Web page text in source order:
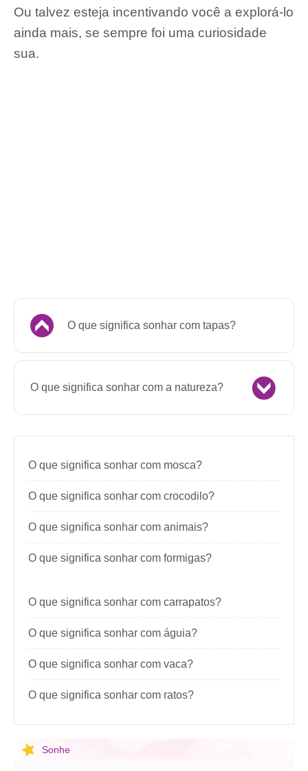
Ou talvez esteja incentivando você a explorá-lo
ainda mais, se sempre foi uma curiosidade
sua.
O que significa sonhar com tapas?
O que significa sonhar com a natureza?
O que significa sonhar com mosca?
O que significa sonhar com crocodilo?
O que significa sonhar com animais?
O que significa sonhar com formigas?
O que significa sonhar com carrapatos?
O que significa sonhar com águia?
O que significa sonhar com vaca?
O que significa sonhar com ratos?
Sonhe